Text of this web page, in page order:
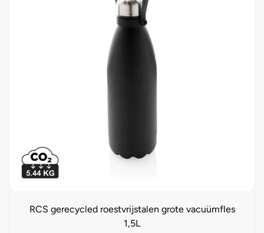
RCS gerecycled roestvrijstalen grote vacuümfles
1,5L